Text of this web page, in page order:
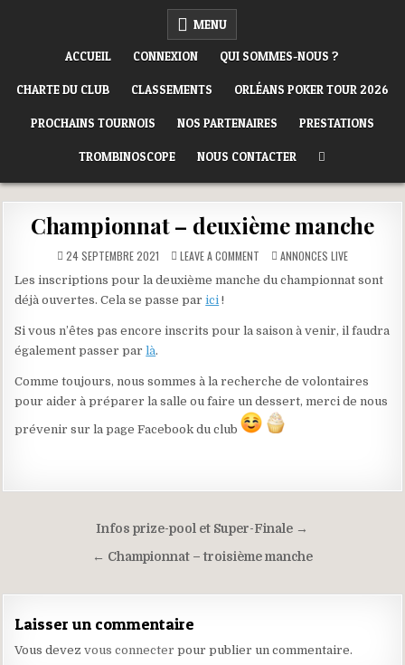
ORLÉANS POKER CLUB MENU
ACCUEIL CONNEXION QUI SOMMES-NOUS ?
CHARTE DU CLUB CLASSEMENTS ORLÉANS POKER TOUR 2026
PROCHAINS TOURNOIS NOS PARTENAIRES PRESTATIONS
TROMBINOSCOPE NOUS CONTACTER
Championnat – deuxième manche
24 SEPTEMBRE 2021 LEAVE A COMMENTON
CHAMPIONNAT
–
DEUXIÈME
POSTED
IN
ANNONCES LIVE
Les inscriptions pour la deuxième manche du championnat sont
déjà ouvertes. Cela se passe parici !
Si vous n’êtes pas encore inscrits pour la saison à venir, il faudra
également passer parlà.
Comme toujours, nous sommes à la recherche de volontaires
pour aider à préparer la salle ou faire un dessert, merci de nous
prévenir sur la page Facebook du club
NavigationInfos prize-pool et Super-Finale →
← Championnat – troisième manche
Laisser un commentaire
Vous devezvous connecter pour publier un commentaire.